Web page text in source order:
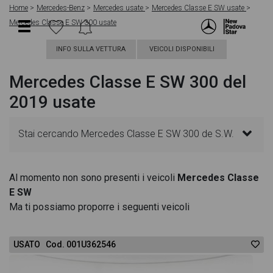
Home Mercedes-Benz Mercedes usate
Mercedes Classe E SW usate
Mercedes Classe E SW 300 usate
INFO SULLA VETTURA VEICOLI DISPONIBILI
Mercedes Classe E SW 300 del
2019 usate
Stai cercando Mercedes Classe E SW 300 de S.W.
le migliori offerte per acquistare un veicolo
dettagliate e sempre aggiornate in modo da aiutarti
Al momento non sono presenti i veicoli Mercedes Classe
E SW
Ma ti possiamo proporre i seguenti veicoli
USATO Cod. 001U362546